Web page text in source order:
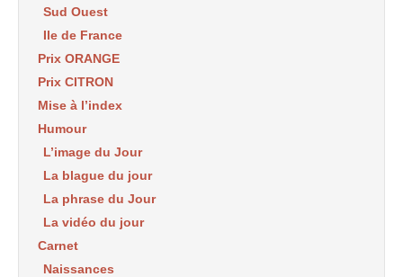
Sud Ouest
Ile de France
Prix ORANGE
Prix CITRON
Mise à l’index
Humour
L’image du Jour
La blague du jour
La phrase du Jour
La vidéo du jour
Carnet
Naissances